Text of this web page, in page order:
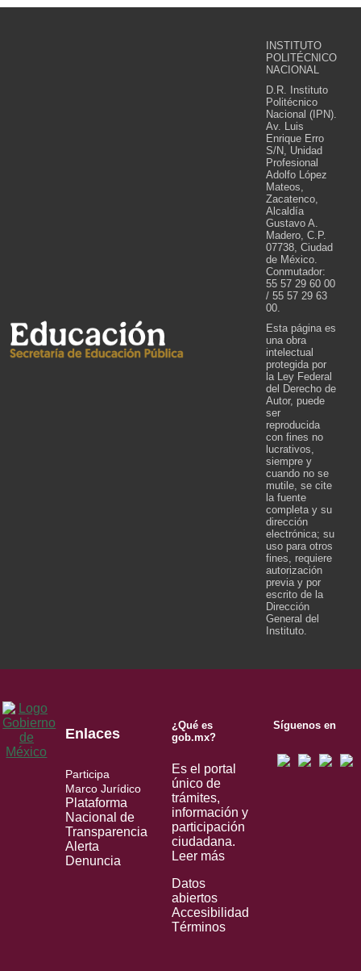
INSTITUTO
POLITÉCNICO
NACIONAL
D.R. Instituto
Politécnico
Nacional (IPN).
Av. Luis
Enrique Erro
S/N, Unidad
Profesional
Adolfo López
Mateos,
Zacatenco,
Alcaldía
Gustavo A.
Madero, C.P.
07738, Ciudad
de México.
Conmutador:
55 57 29 60 00
/ 55 57 29 63
00.
Esta página es
una obra
intelectual
protegida por
la Ley Federal
del Derecho de
Autor, puede
ser
reproducida
con fines no
lucrativos,
siempre y
cuando no se
mutile, se cite
la fuente
completa y su
dirección
electrónica; su
uso para otros
fines, requiere
autorización
previa y por
escrito de la
Dirección
General del
Instituto.
Enlaces
Participa
Marco Jurídico
Plataforma
Nacional de
Transparencia
Alerta
Denuncia
¿Qué es
gob.mx?
Es el portal
único de
trámites,
información y
participación
ciudadana.
Leer más
Datos
abiertos
Accesibilidad
Términos
Síguenos en